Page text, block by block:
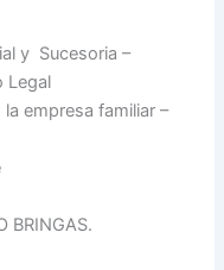
y Sucesoria –
Legal
empresa familiar –
BRINGAS.